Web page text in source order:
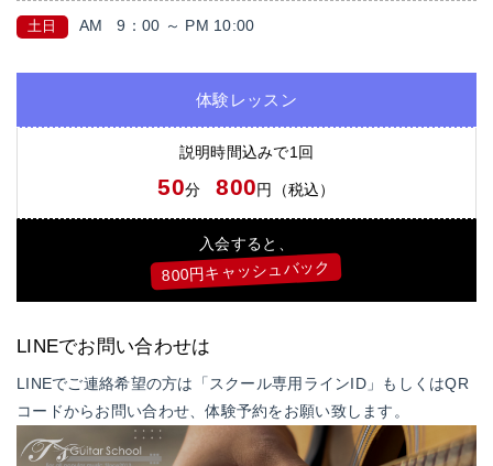
土日 AM 9：00 ～ PM 10:00
体験レッスン
説明時間込みで1回
50分800円（税込）
入会すると、
800円キャッシュバック
LINEでお問い合わせは
LINEでご連絡希望の方は「スクール専用ラインID」もしくはQR
コードからお問い合わせ、体験予約をお願い致します。